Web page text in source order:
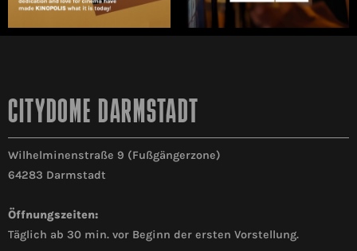
CITYDOME DARMSTADT
Wilhelminenstraße 9 (Fußgängerzone)
64283 Darmstadt
Öffnungszeiten:
Täglich ab 30 min. vor Beginn der ersten Vorstellung.